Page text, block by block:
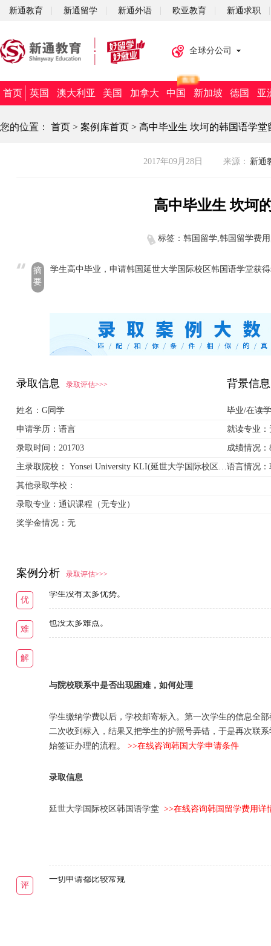
新通教育 新通留学 新通外语 欧亚教育 新通求职
全球分公司
首页 英国 澳大利亚 美国 加拿大 中国 新加坡 德国 亚
您的位置： 首页 > 案例库首页 > 高中毕业生 坎坷的韩国语学堂
2017年09月28日 来源： 新通
高中毕业生 坎坷
标签：韩国留学,韩国留学费
摘
要
学生高中毕业，申请韩国延世大学国际校区韩国语学堂获
录取信息 录取评估>>>
姓名： G同学
申请学历： 语言
录取时间： 201703
主录取院校： Yonsei University KLI(延世大学国际校区韩国语学堂)
其他录取学校：
录取专业： 通识课程（无专业）
奖学金情况： 无
背景信息
毕业/在读
就读专业：
成绩情况：
语言情况：
案例分析 录取评估>>>
优
学生没有太多优势。
难
也没太多难点。
解
与院校联系中是否出现困难，如何处理
学生缴纳学费以后，学校邮寄标入。第一次学生的信息全
二次收到标入，结果又把学生的护照号弄错，于是再次联
始签证办理的流程。
>>在线咨询韩国大学申请条件
录取信息
延世大学国际校区韩国语学堂 >>在线咨询韩国留学费用详
评
一切申请都比较常规